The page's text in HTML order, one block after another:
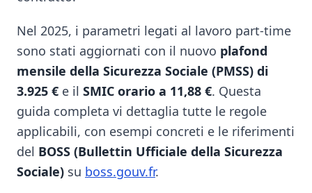
Nel 2025, i parametri legati al lavoro part-time
sono stati aggiornati con il nuovo plafond
mensile della Sicurezza Sociale (PMSS) di
3.925 € e il SMIC orario a 11,88 €. Questa
guida completa vi dettaglia tutte le regole
applicabili, con esempi concreti e le riferimenti
del BOSS (Bullettin Ufficiale della Sicurezza
Sociale) su boss.gouv.fr.